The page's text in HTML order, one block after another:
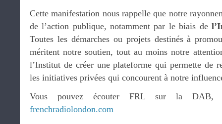
Cette manifestation nous rappelle que notre
de l’action publique, notamment par le biais de
Toutes les démarches ou projets destinés à
méritent notre soutien, tout au moins notre
l’Institut de créer une plateforme qui permette de
les initiatives privées qui concourent à notre
Vous pouvez écouter FRL sur la DAB,
frenchradiolondon.com